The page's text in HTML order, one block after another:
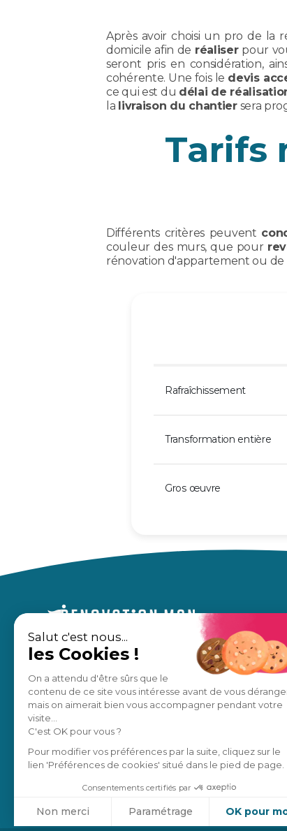
Salut c'est nous...
les Cookies !
On a attendu d'être sûrs que le
contenu de ce site vous intéresse avant de vous
mais on aimerait bien vous accompagner pendant votre
visite...
C'est OK pour vous ?
Pour modifier vos préférences par la suite, cliquez sur le
lien 'Préférences de cookies' situé dans le pied de page.
Consentements certifiés par
Non merci Paramétrage OK pour
Après avoir choisi un pro de la
domicile afin de réaliserpour
seront pris en considération,
cohérente. Une fois le devis
ce qui est du délai de
la livraison du chantiersera
Tarifs
Différents critères peuvent
couleur des murs, que pour
rénovation d'appartement ou de
Rafraîchissement
Transformation entière
Gros œuvre
Un accompagnement sur mesure,
pour des travaux en toute sérénité.
Estimation gratuite
À
Nos
Notre
Nos
Blog
Ils